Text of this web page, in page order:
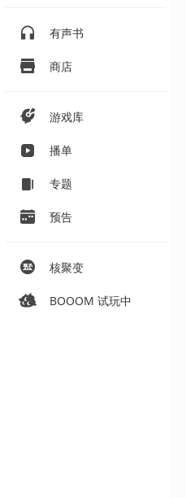
有声书
商店
游戏库
播单
专题
预告
核聚变
BOOOM 试玩中